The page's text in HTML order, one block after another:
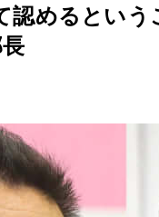
認めるという